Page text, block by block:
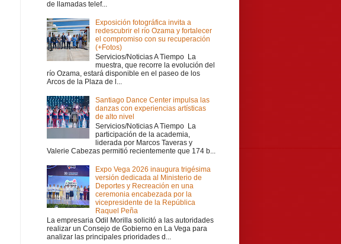
de llamadas telef...
Exposición fotográfica invita a
redescubrir el río Ozama y fortalecer
el compromiso con su recuperación
(+Fotos)
Servicios/Noticias A Tiempo La
muestra, que recorre la evolución del
río Ozama, estará disponible en el paseo de los
Arcos de la Plaza de l...
Santiago Dance Center impulsa las
danzas con experiencias artísticas
de alto nivel
Servicios/Noticias A Tiempo La
participación de la academia,
liderada por Marcos Taveras y
Valerie Cabezas permitió recientemente que 174 b...
Expo Vega 2026 inaugura trigésima
versión dedicada al Ministerio de
Deportes y Recreación en una
ceremonia encabezada por la
vicepresidente de la República
Raquel Peña
La empresaria Odil Morilla solicitó a las autoridades
realizar un Consejo de Gobierno en La Vega para
analizar las principales prioridades d...